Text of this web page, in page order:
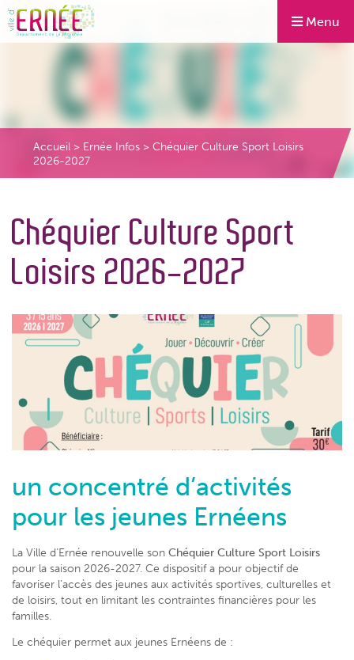
Menu
Accueil > Ernée Infos > Chéquier Culture Sport Loisirs
2026-2027
Chéquier Culture Sport
Loisirs 2026-2027
un concentré d’activités
pour les jeunes Ernéens
La Ville d’Ernée renouvelle son Chéquier Culture Sport Loisirs
pour la saison 2026-2027. Ce dispositif a pour objectif de
favoriser l’accès des jeunes aux activités sportives, culturelles et
de loisirs, tout en limitant les contraintes financières pour les
familles.
Le chéquier permet aux jeunes Ernéens de :